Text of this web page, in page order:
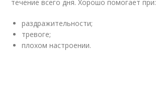
течение всего дня. Хорошо помогает при:
раздражительности;
тревоге;
плохом настроении.